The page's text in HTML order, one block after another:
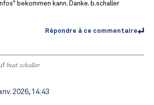
bekommen kann. Danke. b.schaller
Répondre à ce commentaire
beat schaller
2026, 14:43